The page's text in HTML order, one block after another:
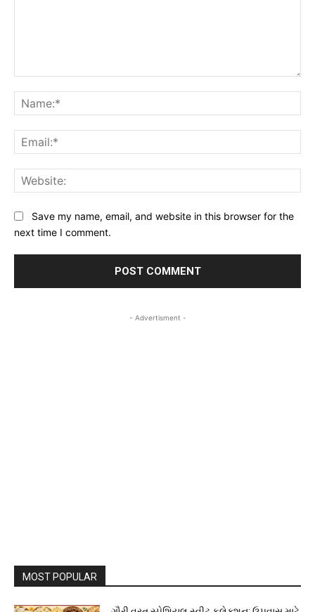
Save my name, email, and website in this browser for the
next time I comment.
- Advertisment -
MOST POPULAR